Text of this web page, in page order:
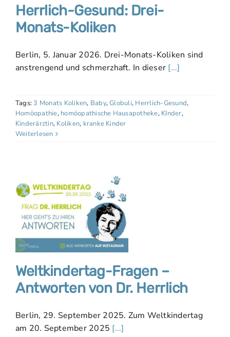
Herrlich-Gesund: Drei-
Monats-Koliken
Berlin, 5. Januar 2026. Drei-Monats-Koliken sind
anstrengend und schmerzhaft. In dieser [...]
Tags: 3 Monats Koliken, Baby,Globuli, Herrlich-Gesund,
Homöopathie, homöopathische Hausapotheke, KInder,
Kinderärztin, Koliken, kranke Kinder
Weiterlesen
Weltkindertag-Fragen –
Antworten von Dr. Herrlich
Berlin, 29. September 2025. Zum Weltkindertag
am 20. September 2025 [...]